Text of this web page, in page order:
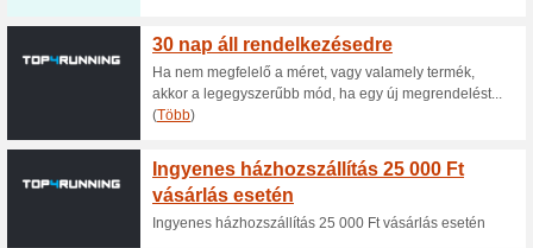
Aktuális
Akár - 11 %